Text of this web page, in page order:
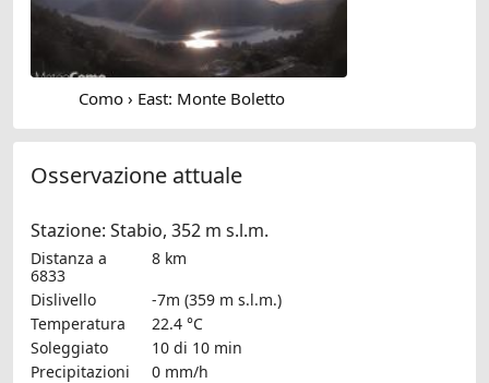
Como › East: Monte Boletto
Osservazione attuale
Stazione: Stabio, 352 m s.l.m.
Distanza a
6833
8 km
Dislivello
-7m (359 m s.l.m.)
Temperatura
22.4 °C
Soleggiato
10 di 10 min
Precipitazioni
0 mm/h